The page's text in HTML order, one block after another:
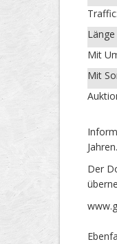
Traffic:
Mit
Mit
Der